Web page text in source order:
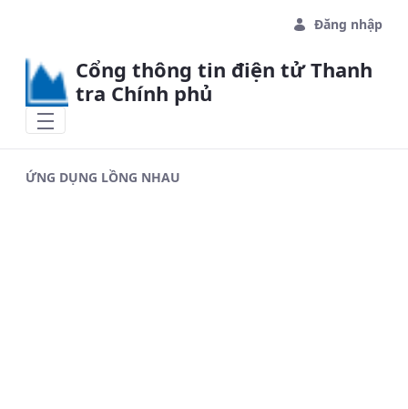
Đăng nhập
Cổng thông tin điện tử Thanh
tra Chính phủ
ỨNG DỤNG LỒNG NHAU